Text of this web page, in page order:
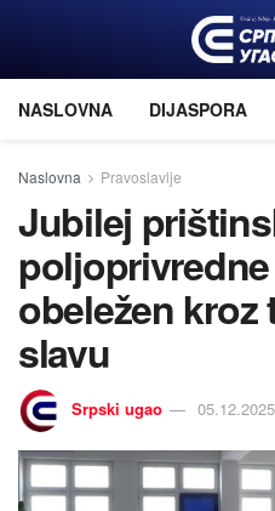
NASLOVNA DIJASPORA
Naslovna Pravoslavlje
Jubilej
obeležen kroz
slavu
Srpski ugao 05.12.2025